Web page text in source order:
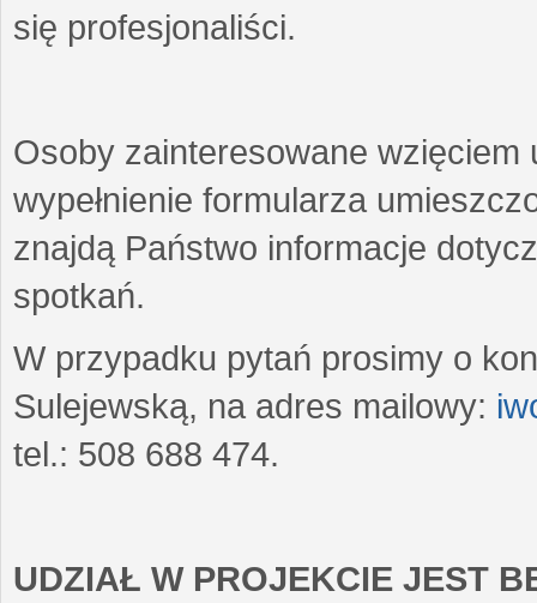
się profesjonaliści.
Osoby zainteresowane wzięciem
wypełnienie formularza
znajdą Państwo informacje
spotkań.
W przypadku pytań prosimy o
Sulejewską, na adres mailowy:
tel.: 508 688 474.
UDZIAŁ W PROJEKCIE JEST